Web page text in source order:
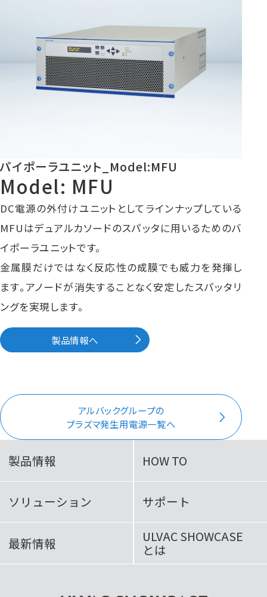
パイポーラユニット_Model:MFU
Model: MFU
DC電源の外付けユニットとしてラインナップしている
MFUはデュアルカソードのスパッタに用いるためのバ
イポーラユニットです。
金属膜だけではなく反応性の成膜でも威力を発揮し
ます。アノードが消失することなく安定したスパッタリ
ングを実現します。
製品情報へ
アルバックグループの
プラズマ発生用電源一覧へ
製品情報 HOW TO
ソリューション サポート
最新情報 ULVAC SHOWCASE
とは